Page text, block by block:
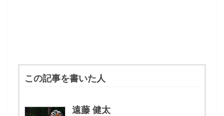
この記事を書いた人
遠藤 健太